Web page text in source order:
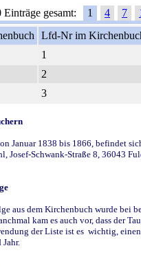
Einträge gesamt: 1 4 7
Lfd-Nr im
1
2
3
Januar 1838 bis 1866, befindet
Josef-Schwank-Straße 8, 36043
aus dem Kirchenbuch wurde bei
kam es auch vor, dass der
der Liste ist es wichtig,